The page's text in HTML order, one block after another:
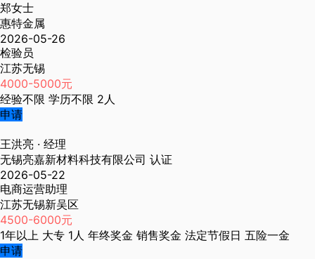
郑女士
惠特金属
2026-05-26
检验员
江苏无锡
4000-5000元
经验不限 学历不限 2人
申请
王洪亮 · 经理
无锡亮嘉新材料科技有限公司 认证
2026-05-22
电商运营助理
江苏无锡新吴区
4500-6000元
1年以上 大专 1人 年终奖金 销售奖金 法定节假日 五险一金
申请